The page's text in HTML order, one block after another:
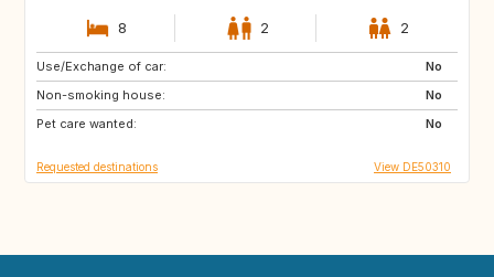
8 2 2
Use/Exchange of car:
No
Non-smoking house:
No
Pet care wanted:
No
FR
Requested destinations View DE50310